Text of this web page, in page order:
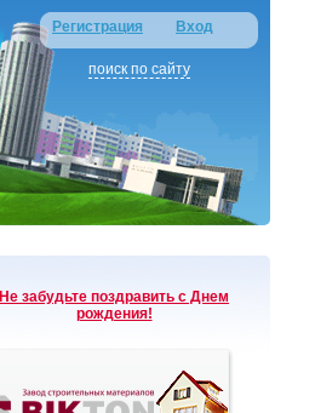
Регистрация Вход
поиск по сайту
Не забудьте поздравить с Днем
рождения!